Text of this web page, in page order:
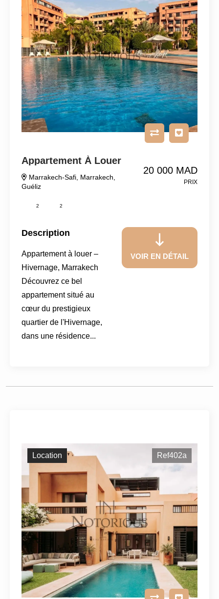
Appartement À Louer
Marrakech-Safi Marrakech
Guéliz
20 000 MAD
PRIX
2 2
Description
Appartement à louer –
Hivernage, Marrakech
Découvrez ce bel
appartement situé au
cœur du prestigieux
quartier de l'Hivernage,
dans une résidence...
VOIR EN DÉTAIL
Location Ref402a